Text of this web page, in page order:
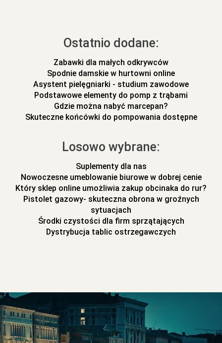
Ostatnio dodane:
Zabawki dla małych odkrywców
Spodnie damskie w hurtowni online
Asystent pielęgniarki - studium zawodowe
Podstawowe elementy do pomp z trąbami
Gdzie można nabyć marcepan?
Skuteczne końcówki do pompowania dostępne
Losowo wybrane:
Suplementy dla nas
Nowoczesne umeblowanie biurowe w dobrej cenie
Który sklep online umożliwia zakup obcinaka do rur?
Pistolet gazowy- skuteczna obrona w groźnych
sytuacjach
Środki czystości dla firm sprzątających
Dystrybucja tablic ostrzegawczych